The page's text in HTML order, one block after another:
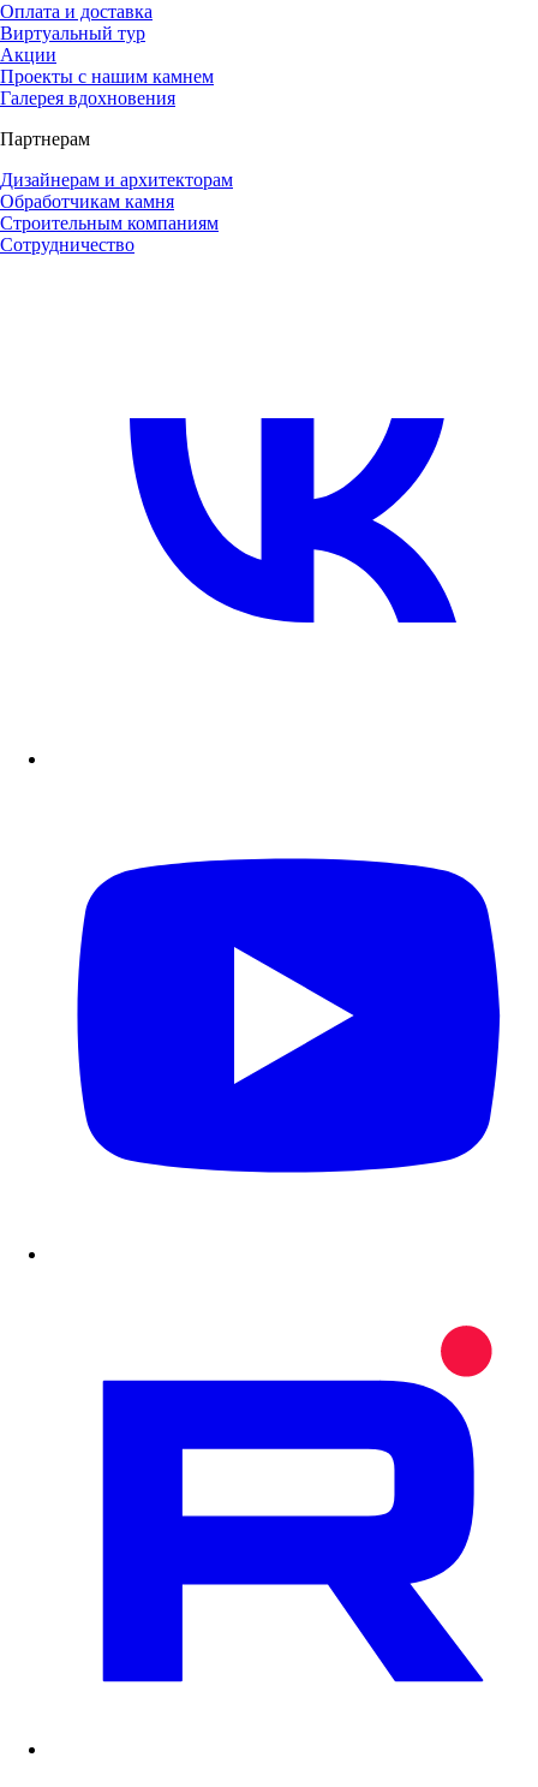
Оплата и доставка
Виртуальный тур
Акции
Проекты с нашим камнем
Галерея вдохновения
Партнерам
Дизайнерам и архитекторам
Обработчикам камня
Строительным компаниям
Сотрудничество